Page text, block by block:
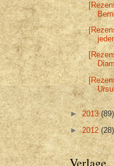
►2013(89)
►2012(28)
Verlage